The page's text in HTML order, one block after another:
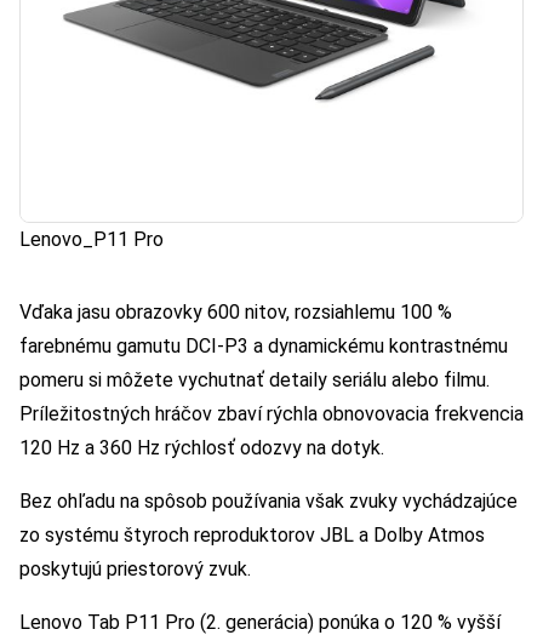
Lenovo_P11 Pro
Vďaka jasu obrazovky 600 nitov, rozsiahlemu 100 %
farebnému gamutu DCI-P3 a dynamickému kontrastnému
pomeru si môžete vychutnať detaily seriálu alebo filmu.
Príležitostných hráčov zbaví rýchla obnovovacia frekvencia
120 Hz a 360 Hz rýchlosť odozvy na dotyk.
Bez ohľadu na spôsob používania však zvuky vychádzajúce
zo systému štyroch reproduktorov JBL a Dolby Atmos
poskytujú priestorový zvuk.
Lenovo Tab P11 Pro (2. generácia) ponúka o 120 % vyšší